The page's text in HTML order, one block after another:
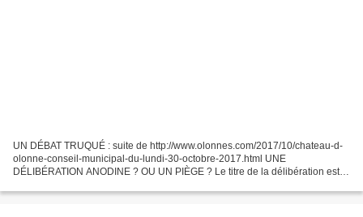
UN DÉBAT TRUQUÉ : suite de http://www.olonnes.com/2017/10/chateau-d-
olonne-conseil-municipal-du-lundi-30-octobre-2017.html UNE
DÉLIBÉRATION ANODINE ? OU UN PIÈGE ? Le titre de la délibération est